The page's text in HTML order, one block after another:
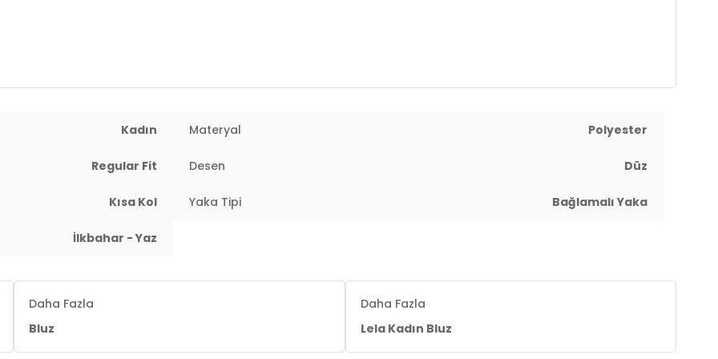
Kadın Materyal Polyester
Regular Fit Desen Düz
Kısa Kol Yaka Tipi Bağlamalı Yaka
İlkbahar - Yaz
Daha Fazla
Bluz
Daha Fazla
Lela Kadın Bluz